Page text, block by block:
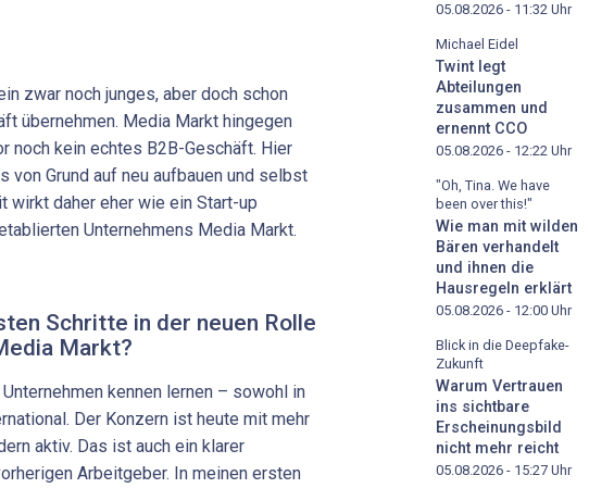
zwar noch junges, aber doch schon
übernehmen. Media Markt hingegen
noch kein echtes B2B-Geschäft. Hier
von Grund auf neu aufbauen und selbst
wirkt daher eher wie ein Start-up
Unternehmens Media Markt.
Schritte in der neuen Rolle
Markt?
kennen lernen – sowohl in
Der Konzern ist heute mit mehr
aktiv. Das ist auch ein klarer
Arbeitgeber. In meinen ersten
05.08.2026 - 11:32 Uhr
Michael Eidel
Twint legt
Abteilungen
zusammen und
ernennt CCO
05.08.2026 - 12:22 Uhr
"Oh, Tina. We have
been over this!"
Wie man mit wilden
Bären verhandelt
und ihnen die
Hausregeln erklärt
05.08.2026 - 12:00 Uhr
Blick in die Deepfake-
Zukunft
Warum Vertrauen
ins sichtbare
Erscheinungsbild
nicht mehr reicht
05.08.2026 - 15:27 Uhr